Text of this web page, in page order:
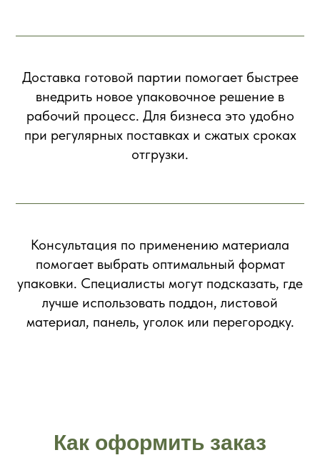
Доставка готовой партии помогает быстрее
внедрить новое упаковочное решение в
рабочий процесс. Для бизнеса это удобно
при регулярных поставках и сжатых сроках
отгрузки.
Консультация по применению материала
помогает выбрать оптимальный формат
упаковки. Специалисты могут подсказать, где
лучше использовать поддон, листовой
материал, панель, уголок или перегородку.
Как оформить заказ